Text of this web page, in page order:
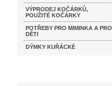
VÝPRODEJ KOČÁRKŮ,
POUŽITÉ KOČÁRKY
POTŘEBY PRO MIMINKA A PRO
DĚTI
DÝMKY KUŘÁCKÉ